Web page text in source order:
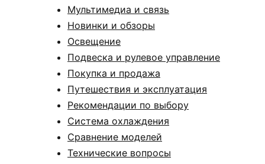
Мультимедиа и связь
Новинки и обзоры
Освещение
Подвеска и рулевое управление
Покупка и продажа
Путешествия и эксплуатация
Рекомендации по выбору
Система охлаждения
Сравнение моделей
Технические вопросы